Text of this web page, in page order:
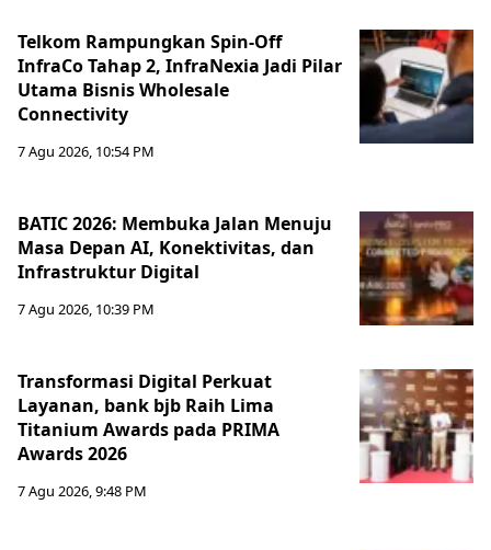
Telkom Rampungkan Spin-Off
InfraCo Tahap 2, InfraNexia Jadi Pilar
Utama Bisnis Wholesale
Connectivity
7 Agu 2026, 10:54 PM
BATIC 2026: Membuka Jalan Menuju
Masa Depan AI, Konektivitas, dan
Infrastruktur Digital
7 Agu 2026, 10:39 PM
Transformasi Digital Perkuat
Layanan, bank bjb Raih Lima
Titanium Awards pada PRIMA
Awards 2026
7 Agu 2026, 9:48 PM